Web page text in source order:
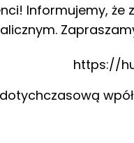
Informujemy,
https://